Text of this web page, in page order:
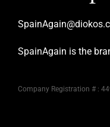
SpainAgain is the
Company Registration # :